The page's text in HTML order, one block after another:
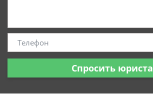
Спросить юриста